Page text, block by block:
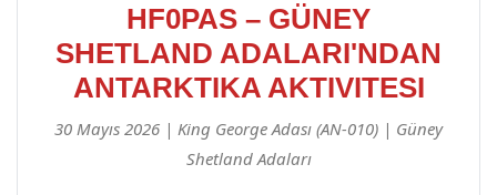
HF0PAS – GÜNEY
SHETLAND ADALARI'NDAN
ANTARKTIKA AKTIVITESI
30 Mayıs 2026 | King George Adası (AN-010) | Güney
Shetland Adaları